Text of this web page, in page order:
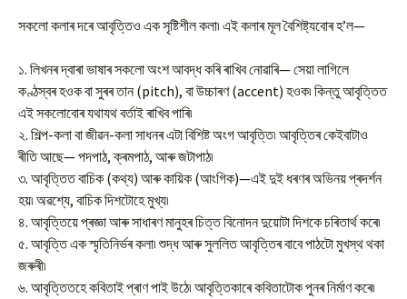
সকলো কলাৰ দৰে আবৃত্তিও এক সৃষ্টিশীল কলা৷ এই কলাৰ মূল বৈশিষ্ট্যবোৰ হ’ল—
১. লিখনৰ দ্বাৰা ভাষাৰ সকলো অংশ আবদ্ধ কৰি ৰাখিব নোৱাৰি— সেয়া লাগিলে
কণ্ঠস্বৰ হওক বা সুৰৰ তান (pitch), বা উচ্চাৰণ (accent) হওক৷ কিন্তু আবৃত্তিত
এই সকলোবোৰ যথাযথ বৰ্তাই ৰাখিব পাৰি৷
২. শিল্প-কলা বা জীৱন-কলা সাধনৰ এটা বিশিষ্ট অংগ আবৃত্তি৷ আবৃত্তিৰ কেইবাটাও
ৰীতি আছে— পদপাঠ, ক্ৰমপাঠ, আৰু জটাপাঠ৷
৩. আবৃত্তিত বাচিক (কথ্য) আৰু কায়িক (আংগিক)—এই দুই ধৰণৰ অভিনয় প্ৰদৰ্শন
হয়৷ অৱশ্যে, বাচিক দিশটোহে মুখ্য৷
৪. আবৃত্তিয়ে প্ৰজ্ঞা আৰু সাধাৰণ মানুহৰ চিত্ত বিনোদন দুয়োটা দিশকে চৰিতাৰ্থ কৰে৷
৫. আবৃত্তি এক স্মৃতিনিৰ্ভৰ কলা৷ শুদ্ধ আৰু সুললিত আবৃত্তিৰ বাবে পাঠটো মুখস্থ থকা
জৰুৰী৷
৬. আবৃত্তিতহে কবিতাই প্ৰাণ পাই উঠে৷ আবৃত্তিকাৰে কবিতাটোক পুনৰ নিৰ্মাণ কৰে৷